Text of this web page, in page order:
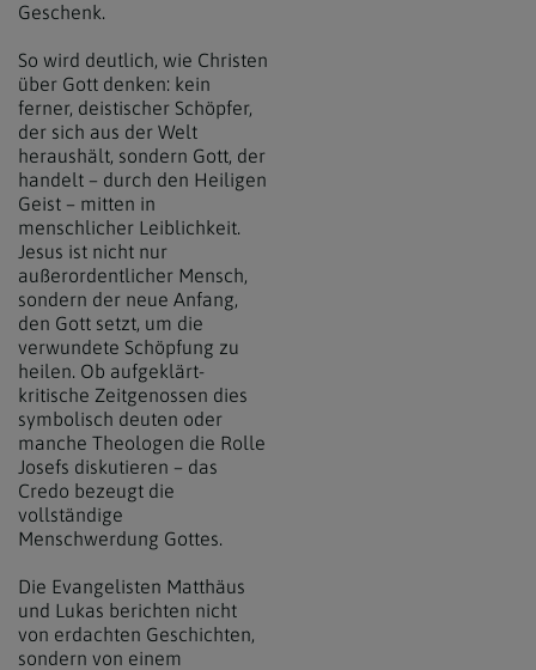
Geschenk.
So wird deutlich, wie Christen
über Gott denken: kein
ferner, deistischer Schöpfer,
der sich aus der Welt
heraushält, sondern Gott, der
handelt – durch den Heiligen
Geist – mitten in
menschlicher Leiblichkeit.
Jesus ist nicht nur
außerordentlicher Mensch,
sondern der neue Anfang,
den Gott setzt, um die
verwundete Schöpfung zu
heilen. Ob aufgeklärt-
kritische Zeitgenossen dies
symbolisch deuten oder
manche Theologen die Rolle
Josefs diskutieren – das
Credo bezeugt die
vollständige
Menschwerdung Gottes.
Die Evangelisten Matthäus
und Lukas berichten nicht
von erdachten Geschichten,
sondern von einem